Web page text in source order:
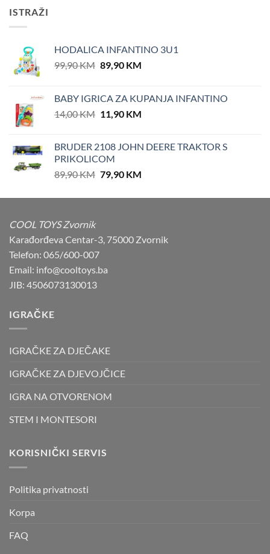
ISTRAŽI
HODALICA INFANTINO 3U1
99,90KM Original
99,90 KM.
89,90 KMCurrent
89,90 KM.
BABY IGRICA ZA KUPANJA INFANTINO
14,00KM Original
14,00 KM.
11,90 KMCurrent
11,90 KM.
BRUDER 2108 JOHN DEERE TRAKTOR S
PRIKOLICOM
89,90KM Original
was:
79,90 KMCurrent
is:
COOL TOYS Zvornik
Karađorđeva Centar-3, 75000 Zvornik
Telefon: 065/600-007
Email: info@cooltoys.ba
JIB: 4506073130013
IGRAČKE
IGRAČKE ZA DJEČAKE
IGRAČKE ZA DJEVOJČICE
IGRA NA OTVORENOM
STEM I MONTESORI
KORISNIČKI SERVIS
Politika privatnosti
Korpa
FAQ